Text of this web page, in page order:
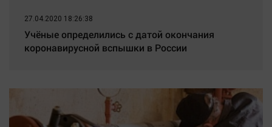
27.04.2020 18:26:38
Учёные определились с датой окончания
коронавирусной вспышки в России